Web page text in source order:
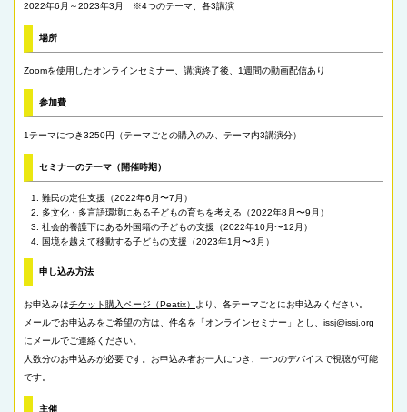
2022年6月～2023年3月 ※4つのテーマ、各3講演
場所
Zoomを使用したオンラインセミナー、講演終了後、1週間の動画配信あり
参加費
1テーマにつき3250円（テーマごとの購入のみ、テーマ内3講演分）
セミナーのテーマ（開催時期）
難民の定住支援（2022年6月〜7月）
多文化・多言語環境にある子どもの育ちを考える（2022年8月〜9月）
社会的養護下にある外国籍の子どもの支援（2022年10月〜12月）
国境を越えて移動する子どもの支援（2023年1月〜3月）
申し込み方法
お申込みはチケット購入ページ（Peatix） より、各テーマごとにお申込みください。
メールでお申込みをご希望の方は、件名を「オンラインセミナー」とし、issj@issj.org
にメールでご連絡ください。
人数分のお申込みが必要です。お申込み者お一人につき、一つのデバイスで視聴が可能
です。
主催